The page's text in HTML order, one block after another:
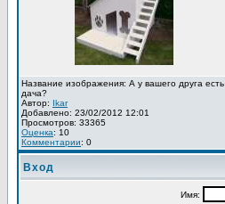
Название изображения: А у вашего друга есть
дача?
Автор: Ikar
Добавлено: 23/02/2012 12:01
Просмотров: 33365
Оценка: 10
Комментарии: 0
Вход
Имя: